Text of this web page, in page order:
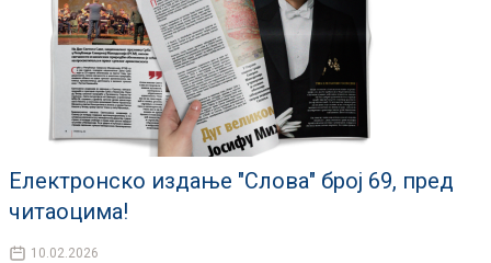
Електронско издање "Слова" број 69, пред
читаоцима!
10.02.2026